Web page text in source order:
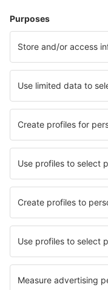
Unterkunft in Zingst
Unterkunft in Konstanz
Die besten
Unterkunft in Chacim
Unterkunft in Santa Rosa
Unterkunft in Lumbres